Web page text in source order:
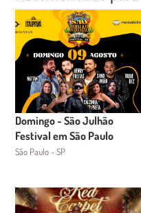
Domingo - São Julhão
Festival em São Paulo
São Paulo - SP